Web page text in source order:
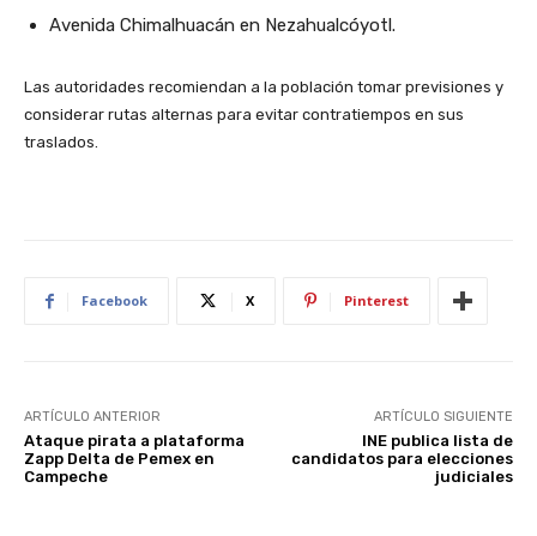
Avenida Chimalhuacán en Nezahualcóyotl.
Las autoridades recomiendan a la población tomar previsiones y
considerar rutas alternas para evitar contratiempos en sus
traslados.
Facebook X Pinterest
ARTÍCULO ANTERIOR
Ataque pirata a plataforma
Zapp Delta de Pemex en
Campeche
ARTÍCULO SIGUIENTE
INE publica lista de
candidatos para elecciones
judiciales